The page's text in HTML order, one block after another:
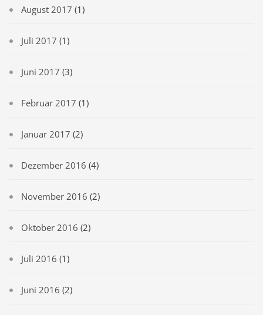
August 2017 (1)
Juli 2017 (1)
Juni 2017 (3)
Februar 2017 (1)
Januar 2017 (2)
Dezember 2016 (4)
November 2016 (2)
Oktober 2016 (2)
Juli 2016 (1)
Juni 2016 (2)